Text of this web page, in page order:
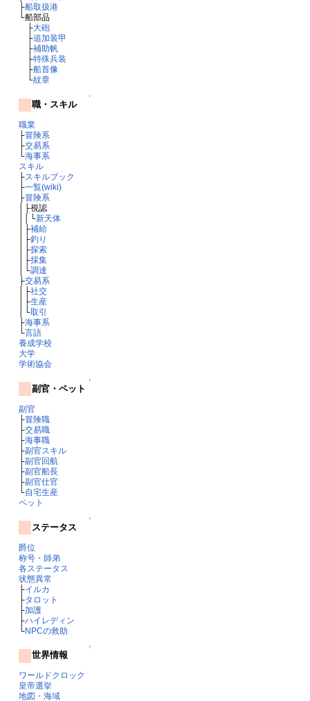
├船取扱港
└船部品
├大砲
├追加装甲
├補助帆
├特殊兵装
├船首像
└紋章
↑
職・スキル
職業
├冒険系
├交易系
└海事系
スキル
├スキルブック
├一覧(wiki)
├冒険系
│├視認
││└新天体
│├補給
│├釣り
│├探索
│├採集
│└調達
├交易系
│├社交
│├生産
│└取引
├海事系
└言語
養成学校
大学
学術協会
↑
副官・ペット
副官
├冒険職
├交易職
├海事職
├副官スキル
├副官回航
├副官船長
├副官仕官
└自宅生産
ペット
↑
ステータス
爵位
称号・師弟
各ステータス
状態異常
├イルカ
├タロット
├加護
├ハイレディン
└NPCの救助
↑
世界情報
ワールドクロック
皇帝選挙
地図・海域